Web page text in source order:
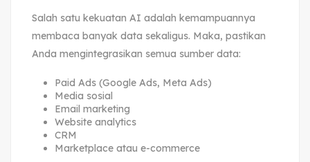
Salah satu kekuatan AI adalah kemampuannya
membaca banyak data sekaligus. Maka, pastikan
Anda mengintegrasikan semua sumber data:
Paid Ads (Google Ads, Meta Ads)
Media sosial
Email marketing
Website analytics
CRM
Marketplace atau e-commerce